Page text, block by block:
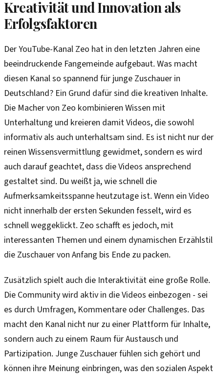
Kreativität und Innovation als
Erfolgsfaktoren
Der YouTube-Kanal Zeo hat in den letzten Jahren eine
beeindruckende Fangemeinde aufgebaut. Was macht
diesen Kanal so spannend für junge Zuschauer in
Deutschland? Ein Grund dafür sind die kreativen Inhalte.
Die Macher von Zeo kombinieren Wissen mit
Unterhaltung und kreieren damit Videos, die sowohl
informativ als auch unterhaltsam sind. Es ist nicht nur der
reinen Wissensvermittlung gewidmet, sondern es wird
auch darauf geachtet, dass die Videos ansprechend
gestaltet sind. Du weißt ja, wie schnell die
Aufmerksamkeitsspanne heutzutage ist. Wenn ein Video
nicht innerhalb der ersten Sekunden fesselt, wird es
schnell weggeklickt. Zeo schafft es jedoch, mit
interessanten Themen und einem dynamischen Erzählstil
die Zuschauer von Anfang bis Ende zu packen.
Zusätzlich spielt auch die Interaktivität eine große Rolle.
Die Community wird aktiv in die Videos einbezogen - sei
es durch Umfragen, Kommentare oder Challenges. Das
macht den Kanal nicht nur zu einer Plattform für Inhalte,
sondern auch zu einem Raum für Austausch und
Partizipation. Junge Zuschauer fühlen sich gehört und
können ihre Meinung einbringen, was den sozialen Aspekt